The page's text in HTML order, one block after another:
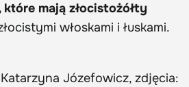
które mają złocistożółty
włoskami i łuskami.
Józefowicz, zdjęcia: